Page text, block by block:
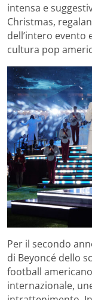
intensa e
Christmas,
dell’intero evento
cultura pop
Per il secondo
di Beyoncé dello
football
internazionale,